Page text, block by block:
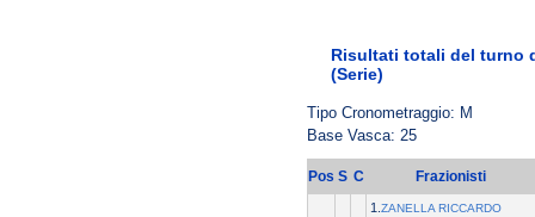
Risultati totali del turno
(Serie)
Tipo Cronometraggio: M
Base Vasca: 25
Pos S C Frazionisti
1. ZANELLA RICCARDO